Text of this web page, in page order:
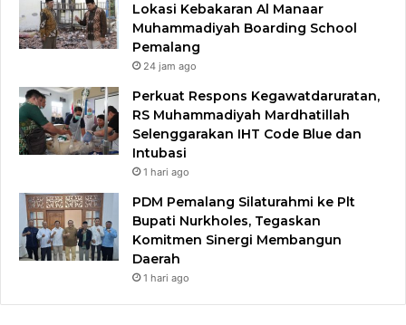
Lokasi Kebakaran Al Manaar
Muhammadiyah Boarding School
Pemalang
24 jam ago
Perkuat Respons Kegawatdaruratan,
RS Muhammadiyah Mardhatillah
Selenggarakan IHT Code Blue dan
Intubasi
1 hari ago
PDM Pemalang Silaturahmi ke Plt
Bupati Nurkholes, Tegaskan
Komitmen Sinergi Membangun
Daerah
1 hari ago